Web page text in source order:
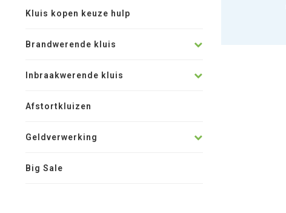
Kluis kopen keuze hulp
Brandwerende kluis
Inbraakwerende kluis
Afstortkluizen
Geldverwerking
Big Sale